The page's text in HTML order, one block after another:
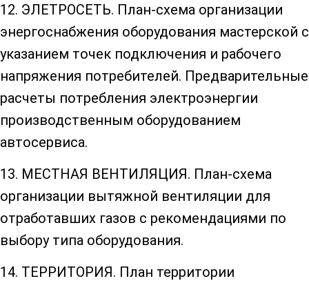
12. ЭЛЕТРОСЕТЬ. План-схема организации
энергоснабжения оборудования мастерской с
указанием точек подключения и рабочего
напряжения потребителей. Предварительные
расчеты потребления электроэнергии
производственным оборудованием
автосервиса.
13. МЕСТНАЯ ВЕНТИЛЯЦИЯ. План-схема
организации вытяжной вентиляции для
отработавших газов с рекомендациями по
выбору типа оборудования.
14. ТЕРРИТОРИЯ. План территории